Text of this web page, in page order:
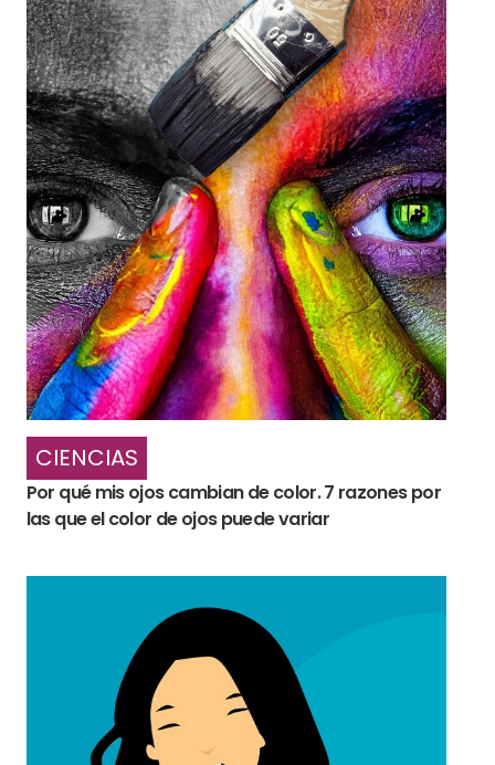
CIENCIAS
Por qué mis ojos cambian de color. 7 razones por
las que el color de ojos puede variar